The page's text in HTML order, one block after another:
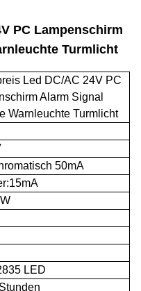
PC Lampenschirm
Turmlicht
Led DC/AC 24V PC
Alarm Signal
Warnleuchte Turmlicht
50mA
LED